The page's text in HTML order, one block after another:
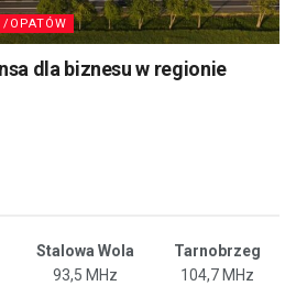
OPATÓW
dla biznesu w regionie
Stalowa Wola
Tarnobrzeg
93,5 MHz 104,7 MHz